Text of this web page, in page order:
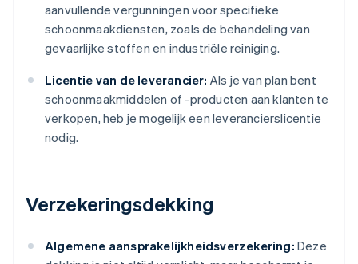
aanvullende vergunningen voor specifieke
schoonmaakdiensten, zoals de behandeling van
gevaarlijke stoffen en industriële reiniging.
Licentie van de leverancier: Als je van plan bent
schoonmaakmiddelen of -producten aan klanten te
verkopen, heb je mogelijk een leverancierslicentie
nodig.
Verzekeringsdekking
Algemene aansprakelijkheidsverzekering: Deze